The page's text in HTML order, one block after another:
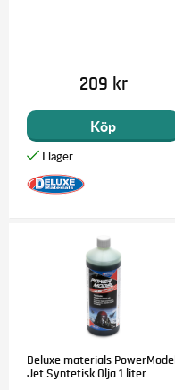
209 kr
Köp
Deluxe materials PowerModel
Jet Syntetisk Olja 1 liter